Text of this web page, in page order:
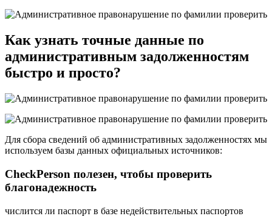
Как узнать точные данные по
административным задолженностям
быстро и просто?
Для сбора сведений об административных задолженностях мы
используем базы данных официальных источников:
CheckPerson полезен, чтобы проверить
благонадежность
числится ли паспорт в базе недействительных паспортов